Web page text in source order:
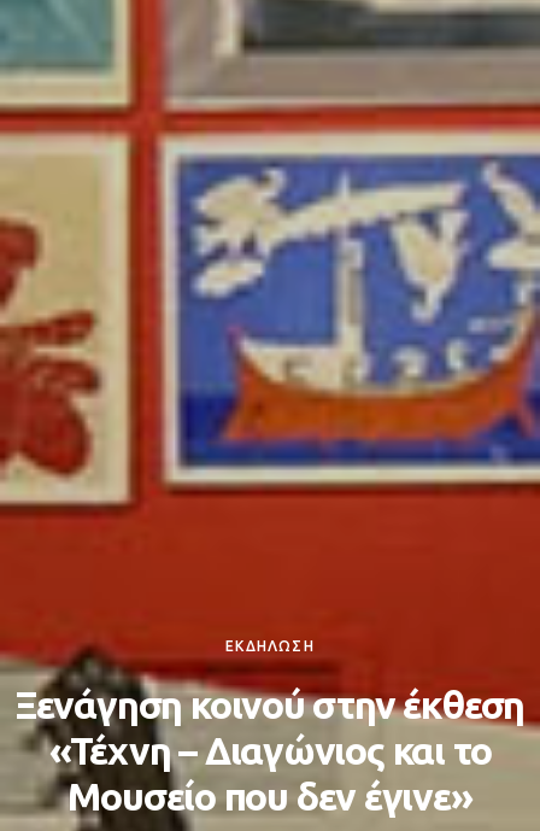
ΕΚΔΗΛΩΣΗ
Ξενάγηση κοινού στην έκθεση
«Τέχνη – Διαγώνιος και το
Μουσείο που δεν έγινε»